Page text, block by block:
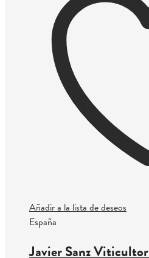
Añadir a la lista de deseos
España
Javier Sanz